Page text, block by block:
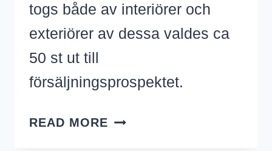
togs både av interiörer och
exteriörer av dessa valdes ca
50 st ut till
försäljningsprospektet.
READ MORE ROYAL